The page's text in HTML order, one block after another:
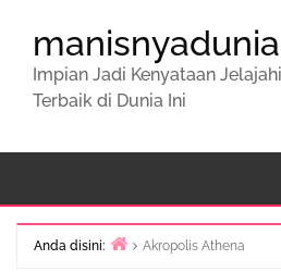
Impian Jadi Kenyataan
Terbaik di Dunia Ini
Anda disini:
Akropolis Athena